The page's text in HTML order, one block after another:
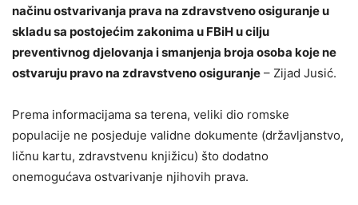
načinu ostvarivanja prava na zdravstveno osiguranje u
skladu sa postojećim zakonima u FBiH u cilju
preventivnog djelovanja i smanjenja broja osoba koje ne
ostvaruju pravo na zdravstveno osiguranje – Zijad Jusić.
Prema informacijama sa terena, veliki dio romske
populacije ne posjeduje validne dokumente (državljanstvo,
ličnu kartu, zdravstvenu knjižicu) što dodatno
onemogućava ostvarivanje njihovih prava.